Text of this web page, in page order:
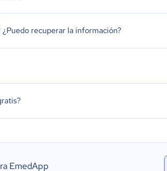
recuperar la información?
EmedApp